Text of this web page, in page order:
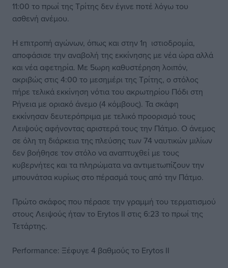
11:00 το πρωί της Τρίτης δεν έγινε ποτέ λόγω του
ασθενή ανέμου.
Η επιτροπή αγώνων, όπως και στην 1η ιστιοδρομία,
αποφάσισε την αναβολή της εκκίνησης με νέα ώρα αλλά
και νέα αφετηρία. Με 5ωρη καθυστέρηση λοιπόν,
ακριβώς στις 4:00 το μεσημέρι της Τρίτης, ο στόλος
πήρε τελικά εκκίνηση νότια του ακρωτηρίου Πόδι στη
Ρήνεια με οριακό άνεμο (4 κόμβους). Τα σκάφη
εκκίνησαν δευτερόπριμα με τελικό προορισμό τους
Λειψούς αφήνοντας αριστερά τους την Πάτμο. Ο άνεμος
σε όλη τη διάρκεια της πλεύσης των 74 ναυτικών μιλίων
δεν βοήθησε τον στόλο να αναπτυχθεί με τους
κυβερνήτες και τα πληρώματα να αντιμετωπίζουν την
μπουνάτσα κυρίως στο πέρασμά τους από την Πάτμο.
Πρώτο σκάφος που πέρασε την γραμμή του τερματισμού
στους Λειψούς ήταν το Erytos II στις 6:23 το πρωί της
Τετάρτης.
Performance: Ξέφυγε 4 βαθμούς το Erytos ΙΙ